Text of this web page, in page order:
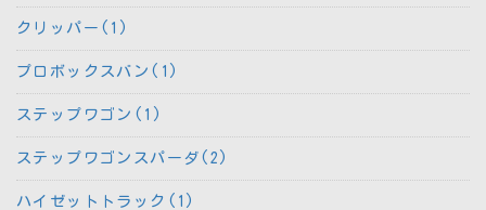
クリッパー(1)
プロボックスバン(1)
ステップワゴン(1)
ステップワゴンスパーダ(2)
ハイゼットトラック(1)